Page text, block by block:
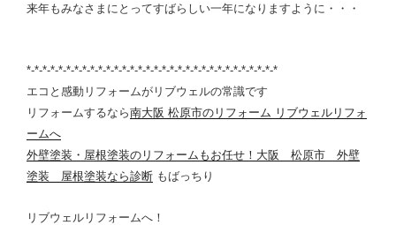
来年もみなさまにとってすばらしい一年になりますように・・・
*-*-*-*-*-*-*-*-*-*-*-*-*-*-*-*-*-*-*-*-*-*-*-*-*-*-*-*-*-*-*-*
エコと感動リフォームがリブウェルの常識です
リフォームするなら南大阪 松原市のリフォーム リブウェルリフォ
ームへ
外壁塗装・屋根塗装のリフォームもお任せ！大阪 松原市 外壁
塗装 屋根塗装なら診断 もばっちり
リブウェルリフォームへ！